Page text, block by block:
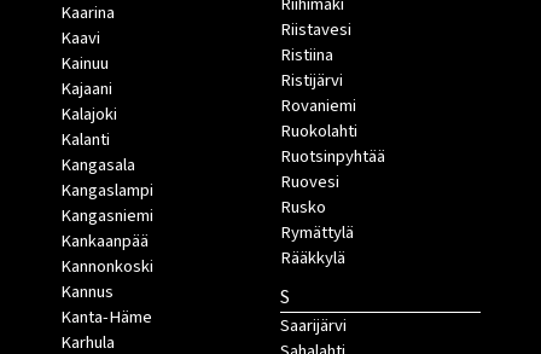
Kaarina
Kaavi
Kainuu
Kajaani
Kalajoki
Kalanti
Kangasala
Kangaslampi
Kangasniemi
Kankaanpää
Kannonkoski
Kannus
Kanta-Häme
Karhula
Riistavesi
Ristiina
Ristijärvi
Rovaniemi
Ruokolahti
Ruotsinpyhtää
Ruovesi
Rusko
Rymättylä
Rääkkylä
S
Saarijärvi